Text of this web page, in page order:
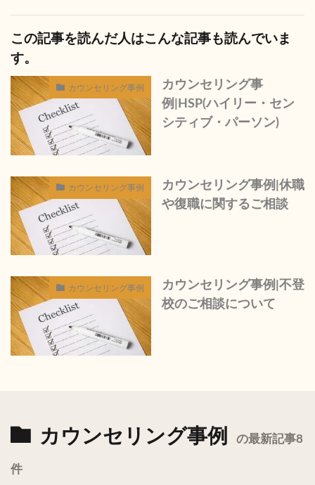
この記事を読んだ人はこんな記事も読んでいま
す。
カウンセリング事例
カウンセリング事
例|HSP(ハイリー・セン
シティブ・パーソン)
カウンセリング事例
カウンセリング事例|休職
や復職に関するご相談
カウンセリング事例
カウンセリング事例|不登
校のご相談について
カウンセリング事例 の最新記事8
件